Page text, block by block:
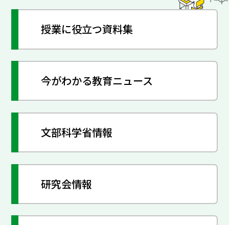
授業に役立つ資料集
今がわかる教育ニュース
文部科学省情報
研究会情報